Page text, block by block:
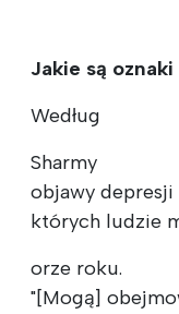
Jakie są
Według
Sharmy
objawy
których ludzie
orze roku.
"[Mogą]